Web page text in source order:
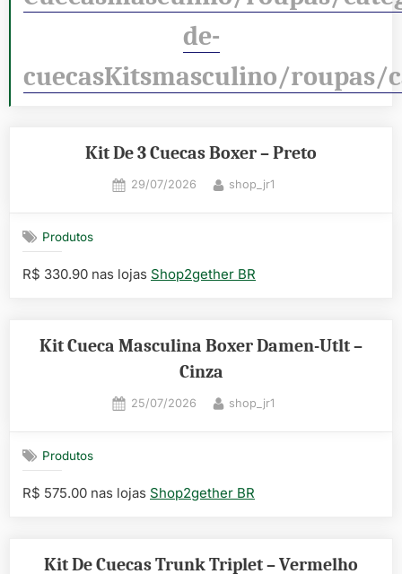
de-
cuecasKitsmasculino/roupas/
Kit De 3 Cuecas Boxer – Preto
Posted
29/07/2026 By
shop_jr1
Produtos
R$ 330.90 nas lojas Shop2gether BR
Kit Cueca Masculina Boxer Damen-Utlt –
Cinza
Posted
25/07/2026 By
shop_jr1
Produtos
R$ 575.00 nas lojas Shop2gether BR
Kit De Cuecas Trunk Triplet – Vermelho